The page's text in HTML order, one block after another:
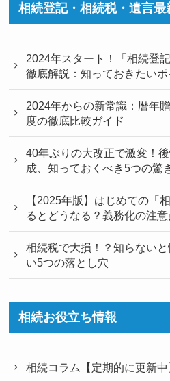
相続登記・相続税・遺言最
2024年スタート！「相続登
徹底解説：知っておきたい
2024年からの新常識：暦年
度の徹底比較ガイド
40年ぶりの大改正で激変！
成、知っておくべき5つの驚
【2025年版】はじめての「
るとどうなる？義務化の注
相続税で大損！？知らない
い5つの落とし穴
相続お役立ち情報
相続コラム【定期的に更新中